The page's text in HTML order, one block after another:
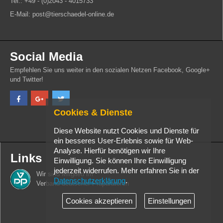
E-Mail: post@tierschaedel-online.de
Social Media
Empfehlen Sie uns weiter in den sozialen Netzen Facebook, Google+
und Twitter!
Links
Wir sind Mitglied im
Verband deutscher Präparatoren
Cookies & Dienste
Diese Website nutzt Cookies und Dienste für
ein besseres User-Erlebnis sowie für Web-
Analyse. Hierfür benötigen wir Ihre
Einwilligung. Sie können Ihre Einwilligung
jederzeit widerrufen. Mehr erfahren Sie in der
Datenschutzerklärung.
Cookies akzeptieren Einstellungen